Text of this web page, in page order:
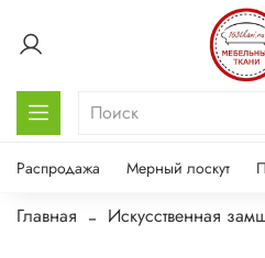
Распродажа Мерный лоскут
Главная Искусственная